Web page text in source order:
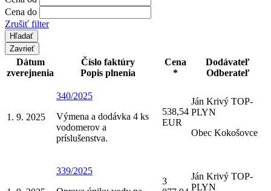
Cena do
Zrušiť filter
Zavrieť
Dátum
zverejnenia
Číslo faktúry
Popis plnenia
Cena
*
Dodávateľ
Odberateľ
1. 9. 2025
340/2025
Výmena a dodávka 4 ks
vodomerov a
príslušenstva.
538,54
EUR
Ján Krivý TOP-
PLYN
Obec Kokošovce
339/2025
3
Ján Krivý TOP-
PLYN